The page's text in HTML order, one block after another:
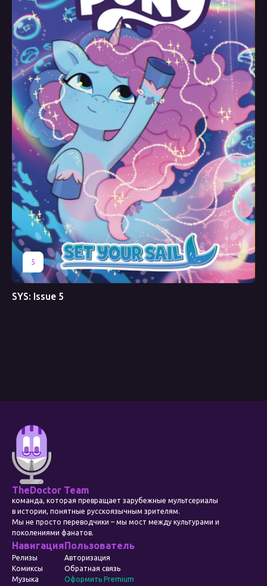
5
SYS: Issue 5
TheDoctor Team
команда, которая превращает зарубежные мультсериалы
в истории, понятные русскоязычным зрителям.
Мы не просто переводчики – мы мост между культурами и
поколениями фанатов.
Навигация
Релизы
Комиксы
Музыка
Пользователь
Авторизация
Обратная связь
Оформить Premium